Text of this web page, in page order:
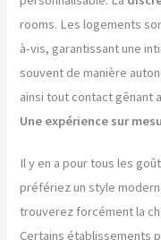
rooms. Les logements
à-vis, garantissant une
souvent de manière
ainsi tout contact gênant
Une expérience sur
Il y en a pour tous les
préfériez un style
trouverez forcément la
Certains établissements